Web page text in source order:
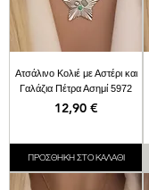
Ατσάλινο Κολιέ με Αστέρι και
Γαλάζια Πέτρα Ασημί 5972
Τιμή
12,90 €
ΠΡΟΣΘΗΚΗ ΣΤΟ ΚΑΛΑΘΙ